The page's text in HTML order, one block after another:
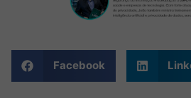
Facebook